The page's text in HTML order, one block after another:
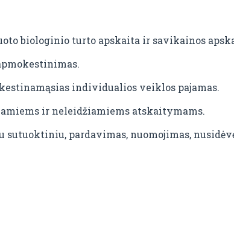
biologinio turto apskaita ir savikainos
individualios veiklos pajamas.
ir neleidžiamiems atskaitymams.
pardavimas, nuomojimas,